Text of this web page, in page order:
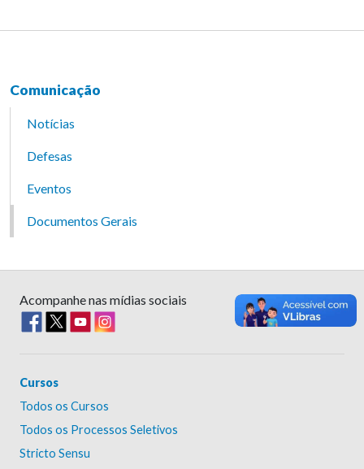
Comunicação
Notícias
Defesas
Eventos
Documentos Gerais
Acompanhe nas mídias sociais
Cursos
Todos os Cursos
Todos os Processos Seletivos
Stricto Sensu